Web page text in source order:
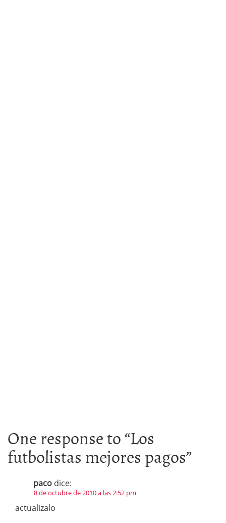
One response to “Los
futbolistas mejores pagos”
paco dice:
8 de octubre de 2010 a las 2:52 pm
actualizalo